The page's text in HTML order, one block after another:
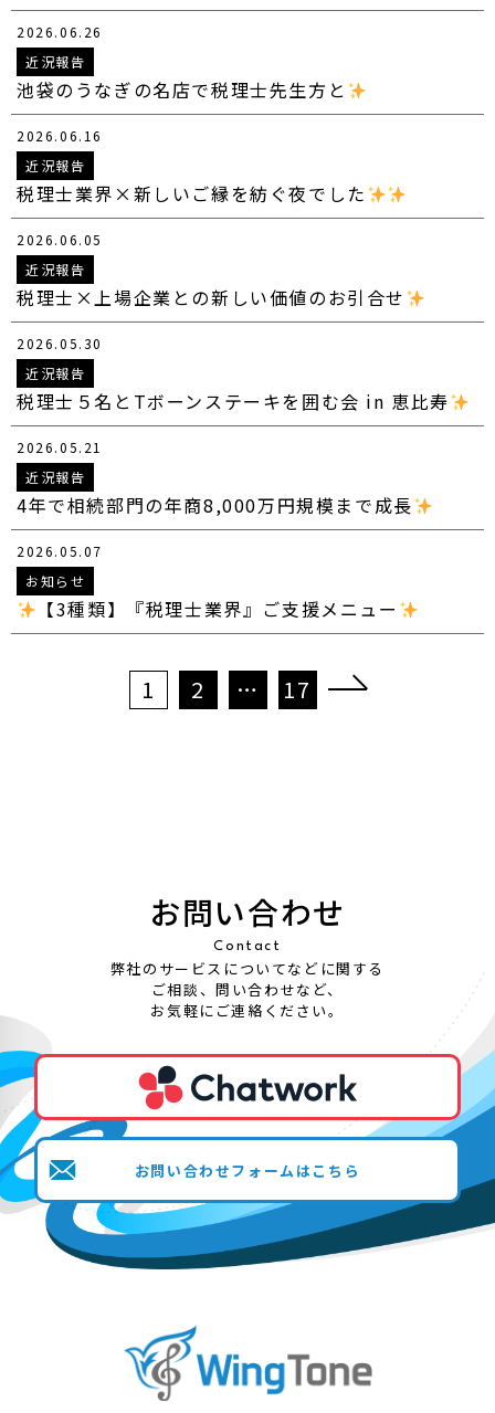
2026.06.26
近況報告
池袋のうなぎの名店で税理士先生方と
2026.06.16
近況報告
税理士業界×新しいご縁を紡ぐ夜でした
2026.06.05
近況報告
税理士×上場企業との新しい価値のお引合せ
2026.05.30
近況報告
税理士５名とTボーンステーキを囲む会 in 恵比寿
2026.05.21
近況報告
4年で相続部門の年商8,000万円規模まで成長
2026.05.07
お知らせ
【3種類】『税理士業界』ご支援メニュー
1 2 … 17
お問い合わせ
Contact
弊社のサービスについてなどに関する
ご相談、問い合わせなど、
お気軽にご連絡ください。
お問い合わせフォームはこちら